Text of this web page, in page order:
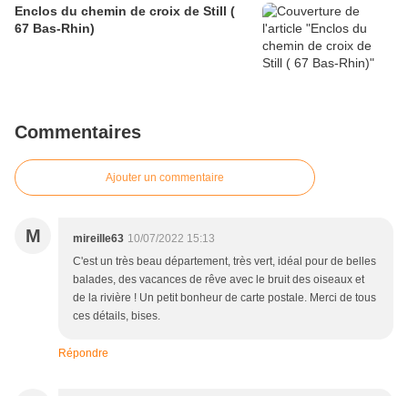
Enclos du chemin de croix de Still (
67 Bas-Rhin)
Commentaires
Ajouter un commentaire
M mireille63 10/07/2022 15:13
C'est un très beau département, très vert, idéal pour de belles
balades, des vacances de rêve avec le bruit des oiseaux et
de la rivière ! Un petit bonheur de carte postale. Merci de tous
ces détails, bises.
Répondre